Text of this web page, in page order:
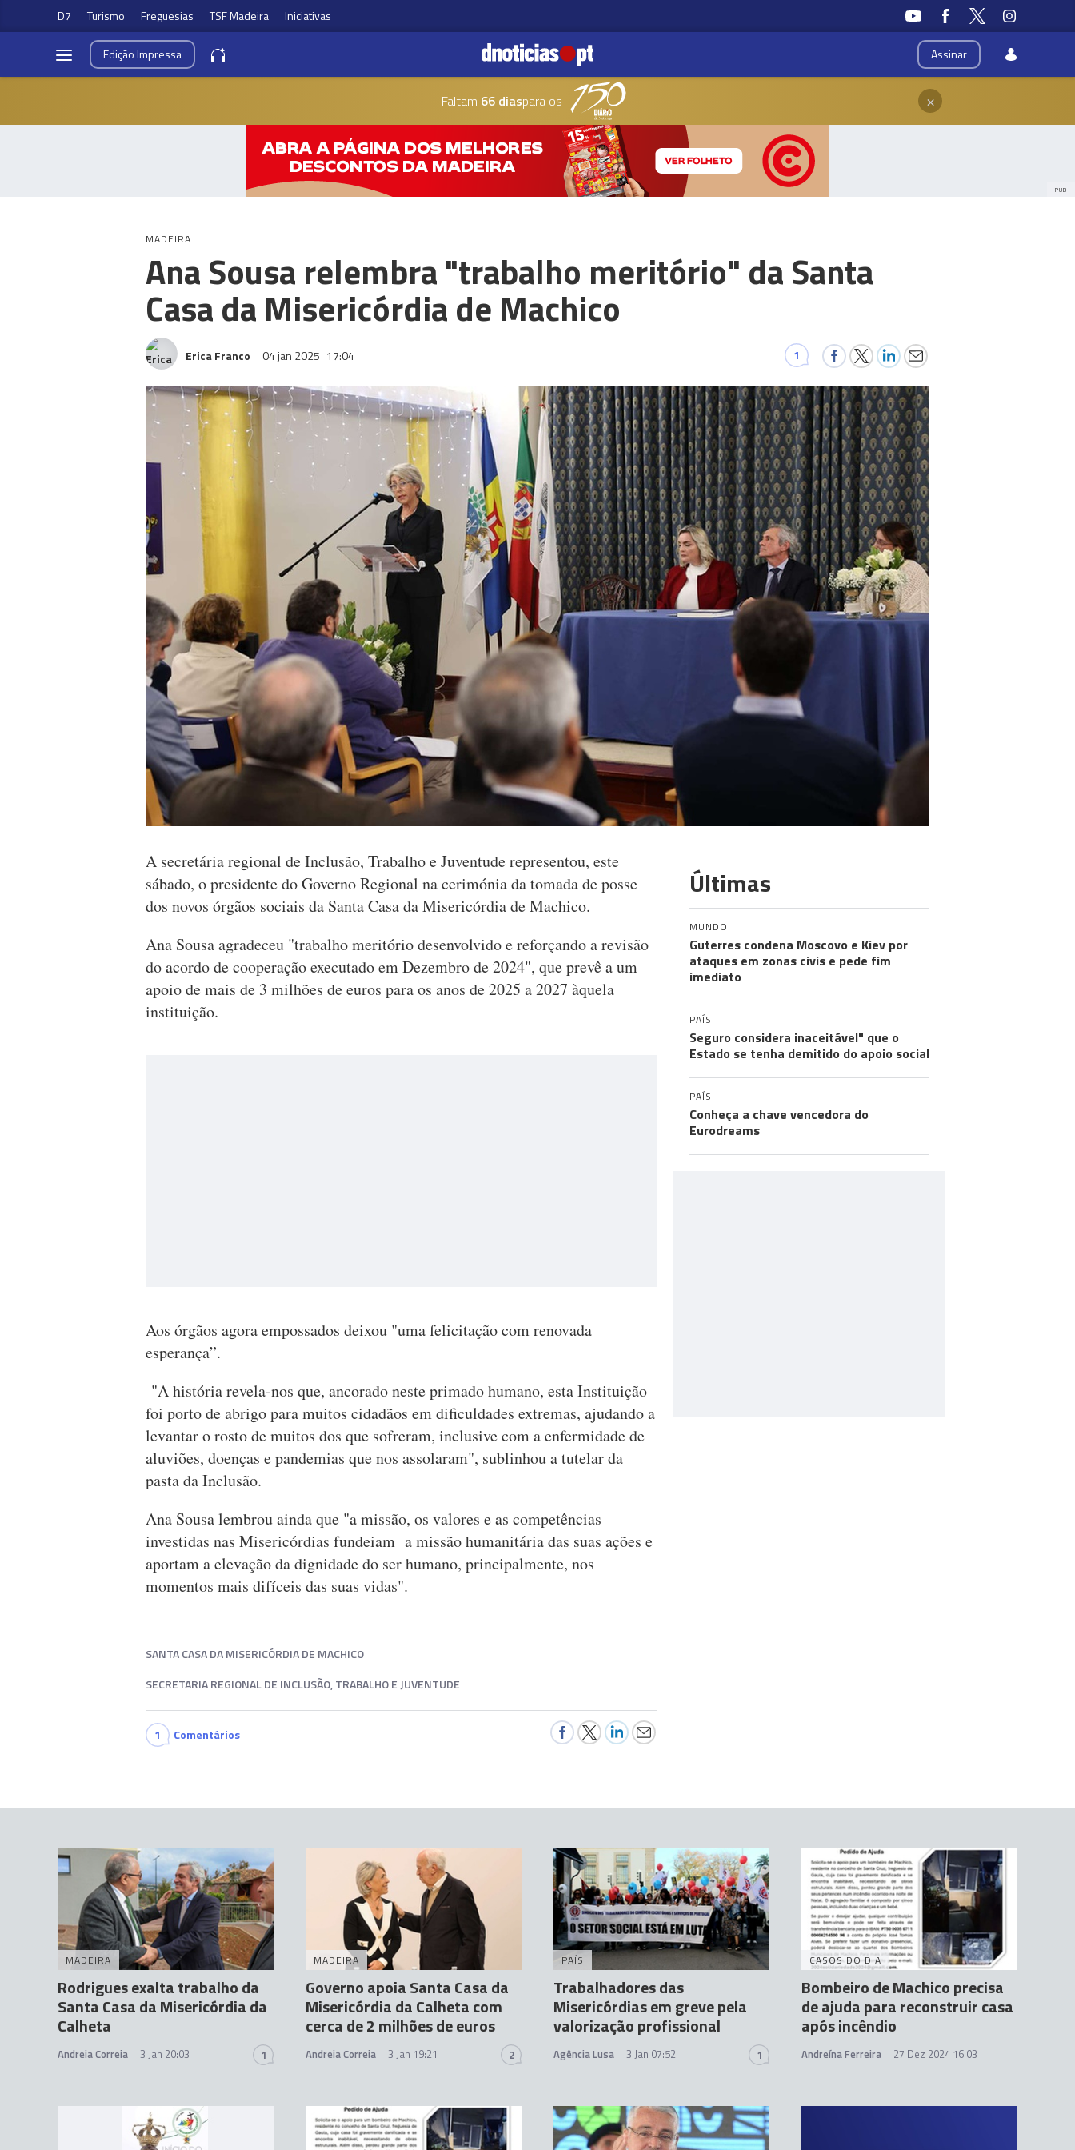
D7 Turismo Freguesias TSF Madeira Iniciativas
Assinar
EdiçãoImpressa
Faltam 66 diaspara os ×
PUB
MADEIRA
Ana Sousa relembra "trabalho meritório" da Santa
Casa da Misericórdia de Machico
Erica Franco 04 jan 2025 17:04 1
A secretária regional de Inclusão, Trabalho e Juventude representou, este
sábado, o presidente do Governo Regional na cerimónia da tomada de posse
dos novos órgãos sociais da Santa Casa da Misericórdia de Machico.
Ana Sousa agradeceu "trabalho meritório desenvolvido e reforçando a revisão
do acordo de cooperação executado em Dezembro de 2024", que prevê a um
apoio de mais de 3 milhões de euros para os anos de 2025 a 2027 àquela
instituição.
Aos órgãos agora empossados deixou "uma felicitação com renovada
esperança”.
"A história revela-nos que, ancorado neste primado humano, esta Instituição
foi porto de abrigo para muitos cidadãos em dificuldades extremas, ajudando a
levantar o rosto de muitos dos que sofreram, inclusive com a enfermidade de
aluviões, doenças e pandemias que nos assolaram", sublinhou a tutelar da
pasta da Inclusão.
Ana Sousa lembrou ainda que "a missão, os valores e as competências
investidas nas Misericórdias fundeiam a missão humanitária das suas ações e
aportam a elevação da dignidade do ser humano, principalmente, nos
momentos mais difíceis das suas vidas".
SANTA CASA DA MISERICÓRDIA DE MACHICO
SECRETARIA REGIONAL DE INCLUSÃO, TRABALHO E JUVENTUDE
1 Comentários
Últimas
MUNDO
Guterres condena Moscovo e Kiev por
ataques em zonas civis e pede fim
imediato
PAÍS
Seguro considera inaceitável" que o
Estado se tenha demitido do apoio social
PAÍS
Conheça a chave vencedora do
Eurodreams
MADEIRA
Rodrigues exalta trabalho da
Santa Casa da Misericórdia da
Calheta
Andreia Correia 3 Jan 20:03 1
MADEIRA
Governo apoia Santa Casa da
Misericórdia da Calheta com
cerca de 2 milhões de euros
Andreia Correia 3 Jan 19:21 2
PAÍS
Trabalhadores das
Misericórdias em greve pela
valorização profissional
Agência Lusa 3 Jan 07:52 1
CASOS DO DIA
Bombeiro de Machico precisa
de ajuda para reconstruir casa
após incêndio
Andreína Ferreira 27 Dez 2024 16:03